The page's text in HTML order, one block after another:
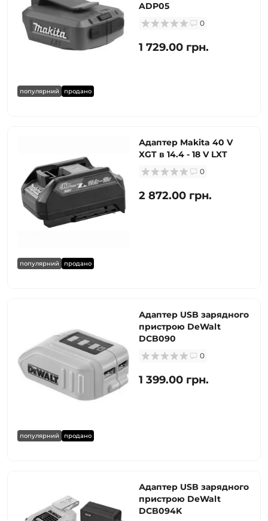
популярний продано
ADP05
0
1 729.00 грн.
популярний продано
Адаптер Makita 40 V
XGT в 14.4 - 18 V LXT
0
2 872.00 грн.
популярний продано
Адаптер USB зарядного
пристрою DeWalt
DCB090
0
1 399.00 грн.
Адаптер USB зарядного
пристрою DeWalt
DCB094K